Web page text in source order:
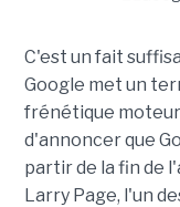
C'est un fait
Google met un
frénétique
d'annoncer que
partir de la fin de
Larry Page, l'un